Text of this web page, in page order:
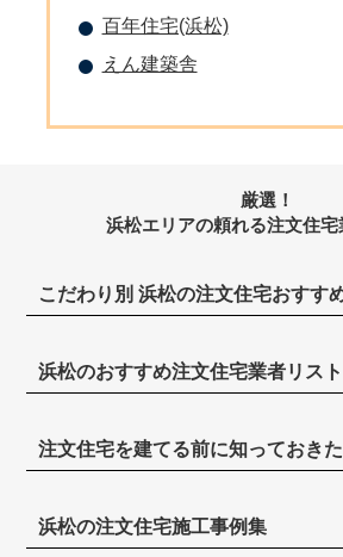
百年住宅(浜松)
えん建築舎
厳選！
浜松エリアの頼れる注文住宅
こだわり別 浜松の注文住宅おすす
浜松のおすすめ注文住宅業者リスト
注文住宅を建てる前に知っておき
浜松の注文住宅施工事例集